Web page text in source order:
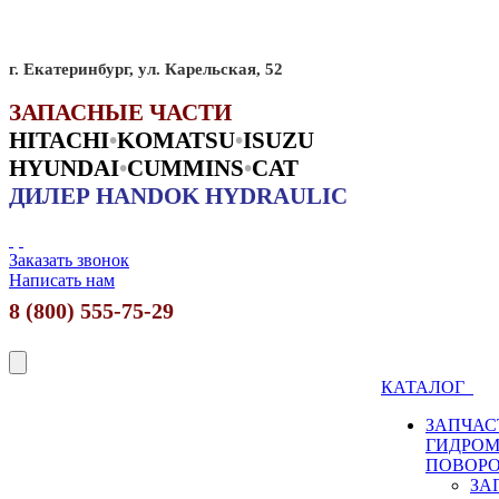
г. Екатеринбург, ул. Карельская, 52
ЗАПАСНЫЕ ЧАСТИ
HITACHI•KOMATSU•ISUZU
HYUNDAI•CUMMINS•CAT
ДИЛЕР HANDOK HYDRAULIC
Заказать звонок
Написать нам
8 (800) 555-75-29
КАТАЛОГ